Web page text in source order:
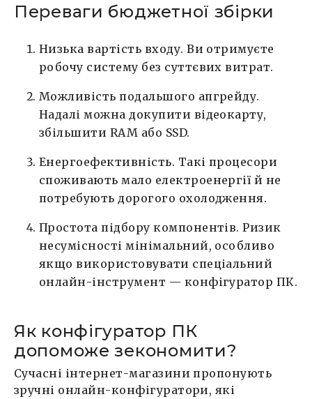
Переваги бюджетної збірки
Низька вартість входу. Ви отримуєте
робочу систему без суттєвих витрат.
Можливість подальшого апгрейду.
Надалі можна докупити відеокарту,
збільшити RAM або SSD.
Енергоефективність. Такі процесори
споживають мало електроенергії й не
потребують дорогого охолодження.
Простота підбору компонентів. Ризик
несумісності мінімальний, особливо
якщо використовувати спеціальний
онлайн-інструмент — конфігуратор ПК.
Як конфігуратор ПК
допоможе зекономити?
Сучасні інтернет-магазини пропонують
зручні онлайн-конфігуратори, які